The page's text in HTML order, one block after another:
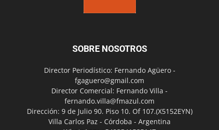
SOBRE NOSOTROS
Director Periodístico: Fernando Agüero -
fgaguero@gmail.com
Director Comercial: Fernando Villa -
fernando.villa@fmazul.com
Dirección: 9 de Julio 90. Piso 10. Of 107.(X5152EYN)
Villa Carlos Paz - Córdoba - Argentina